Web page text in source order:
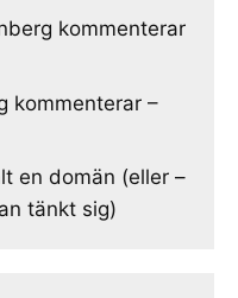
kommenterar
kommenterar –
en domän (eller –
tänkt sig)